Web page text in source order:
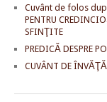
Cuvânt de folos
PENTRU
SFINŢITE
PREDICĂ DESPRE
CUVÂNT DE